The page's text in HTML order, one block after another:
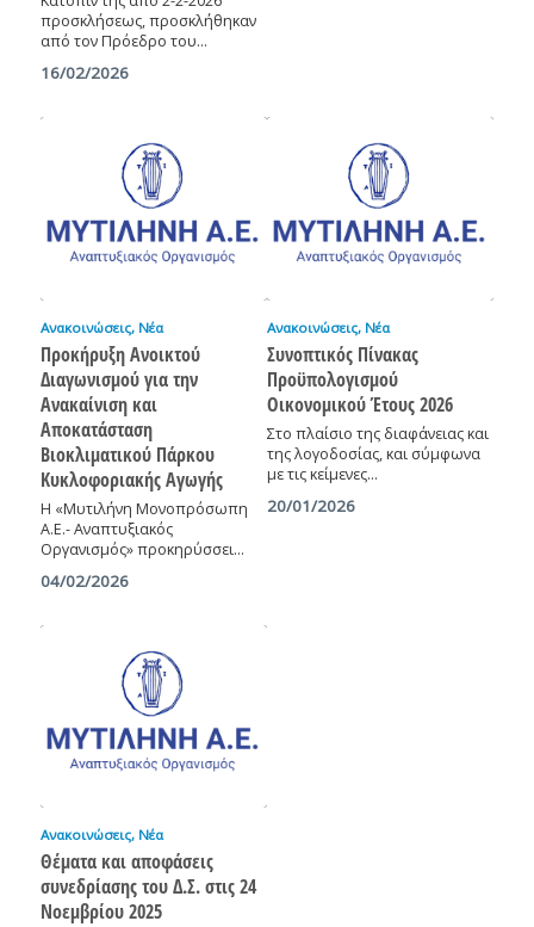
προσκλήσεως, προσκλήθηκαν
από τον Πρόεδρο του…
16/02/2026
Ανακοινώσεις, Νέα
Προκήρυξη Ανοικτού
Διαγωνισμού για την
Ανακαίνιση και
Αποκατάσταση
Βιοκλιματικού Πάρκου
Κυκλοφοριακής Αγωγής
Η «Μυτιλήνη Μονοπρόσωπη
Α.Ε.- Αναπτυξιακός
Οργανισμός» προκηρύσσει…
04/02/2026
Ανακοινώσεις, Νέα
Συνοπτικός Πίνακας
Προϋπολογισμού
Οικονομικού Έτους 2026
Στο πλαίσιο της διαφάνειας και
της λογοδοσίας, και σύμφωνα
με τις κείμενες…
20/01/2026
Ανακοινώσεις, Νέα
Θέματα και αποφάσεις
συνεδρίασης του Δ.Σ. στις 24
Νοεμβρίου 2025